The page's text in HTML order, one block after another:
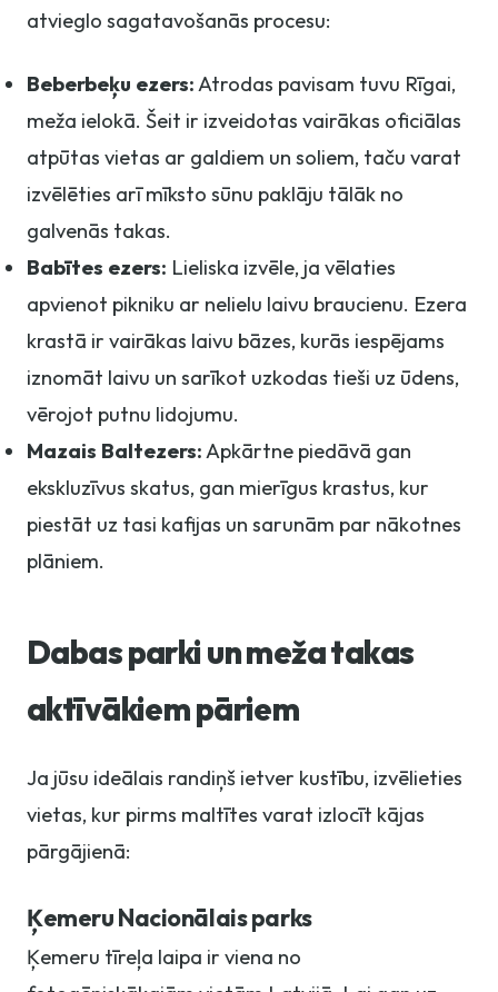
atvieglo sagatavošanās procesu:
Beberbeķu ezers:Atrodas pavisam tuvu Rīgai,
meža ielokā. Šeit ir izveidotas vairākas oficiālas
atpūtas vietas ar galdiem un soliem, taču varat
izvēlēties arī mīksto sūnu paklāju tālāk no
galvenās takas.
Babītes ezers: Lieliska izvēle, ja vēlaties
apvienot pikniku ar nelielu laivu braucienu. Ezera
krastā ir vairākas laivu bāzes, kurās iespējams
iznomāt laivu un sarīkot uzkodas tieši uz ūdens,
vērojot putnu lidojumu.
Mazais Baltezers:Apkārtne piedāvā gan
ekskluzīvus skatus, gan mierīgus krastus, kur
piestāt uz tasi kafijas un sarunām par nākotnes
plāniem.
Dabas parki un meža takas
aktīvākiem pāriem
Ja jūsu ideālais randiņš ietver kustību, izvēlieties
vietas, kur pirms maltītes varat izlocīt kājas
pārgājienā:
Ķemeru Nacionālais parks
Ķemeru tīreļa laipa ir viena no